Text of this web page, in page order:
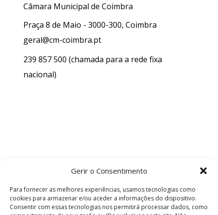
Gerir o Consentimento
Para fornecer as melhores experiências, usamos tecnologias como
cookies para armazenar e/ou aceder a informações do dispositivo.
Consentir com essas tecnologias nos permitirá processar dados, como
Câmara Municipal de Coimbra
Praça 8 de Maio - 3000-300, Coimbra
geral@cm-coimbra.pt
239 857 500 (chamada para a rede fixa
nacional)